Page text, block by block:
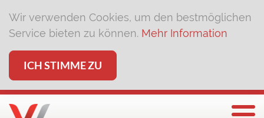
Wir verwenden Cookies, um den bestmöglichen
Service bieten zu können. Mehr Information
ICH STIMME ZU